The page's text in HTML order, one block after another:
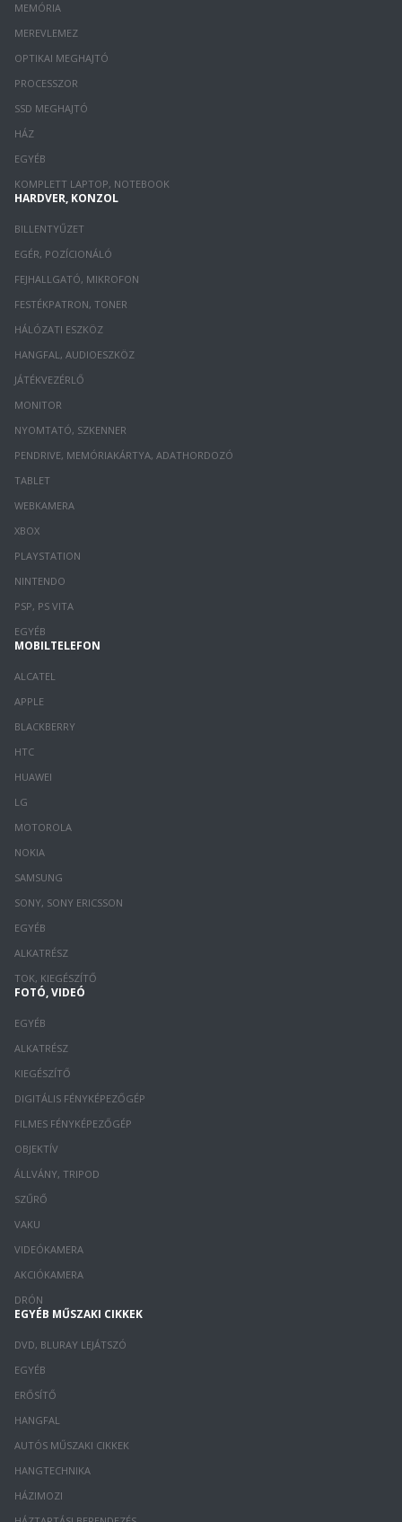
MEMÓRIA
MEREVLEMEZ
OPTIKAI MEGHAJTÓ
PROCESSZOR
SSD MEGHAJTÓ
HÁZ
EGYÉB
KOMPLETT LAPTOP, NOTEBOOK
HARDVER, KONZOL
BILLENTYŰZET
EGÉR, POZÍCIONÁLÓ
FEJHALLGATÓ, MIKROFON
FESTÉKPATRON, TONER
HÁLÓZATI ESZKÖZ
HANGFAL, AUDIOESZKÖZ
JÁTÉKVEZÉRLŐ
MONITOR
NYOMTATÓ, SZKENNER
PENDRIVE, MEMÓRIAKÁRTYA, ADATHORDOZÓ
TABLET
WEBKAMERA
XBOX
PLAYSTATION
NINTENDO
PSP, PS VITA
EGYÉB
MOBILTELEFON
ALCATEL
APPLE
BLACKBERRY
HTC
HUAWEI
LG
MOTOROLA
NOKIA
SAMSUNG
SONY, SONY ERICSSON
EGYÉB
ALKATRÉSZ
TOK, KIEGÉSZÍTŐ
FOTÓ, VIDEÓ
EGYÉB
ALKATRÉSZ
KIEGÉSZÍTŐ
DIGITÁLIS FÉNYKÉPEZŐGÉP
FILMES FÉNYKÉPEZŐGÉP
OBJEKTÍV
ÁLLVÁNY, TRIPOD
SZŰRŐ
VAKU
VIDEÓKAMERA
AKCIÓKAMERA
DRÓN
EGYÉB MŰSZAKI CIKKEK
DVD, BLURAY LEJÁTSZÓ
EGYÉB
ERŐSÍTŐ
HANGFAL
AUTÓS MŰSZAKI CIKKEK
HANGTECHNIKA
HÁZIMOZI